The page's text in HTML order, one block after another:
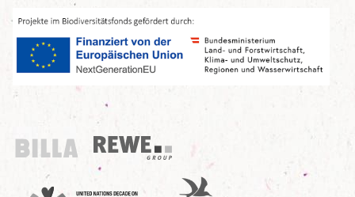
Billa
REWE Group
UN Decade
Birdlife